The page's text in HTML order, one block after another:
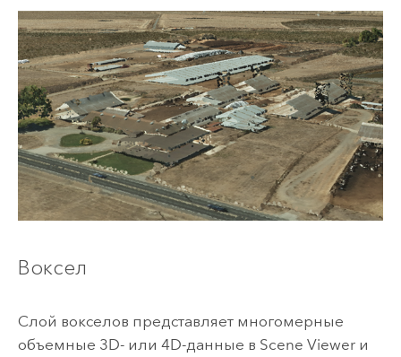
Воксел
Слой вокселов представляет многомерные
объемные 3D- или 4D-данные в Scene Viewerи